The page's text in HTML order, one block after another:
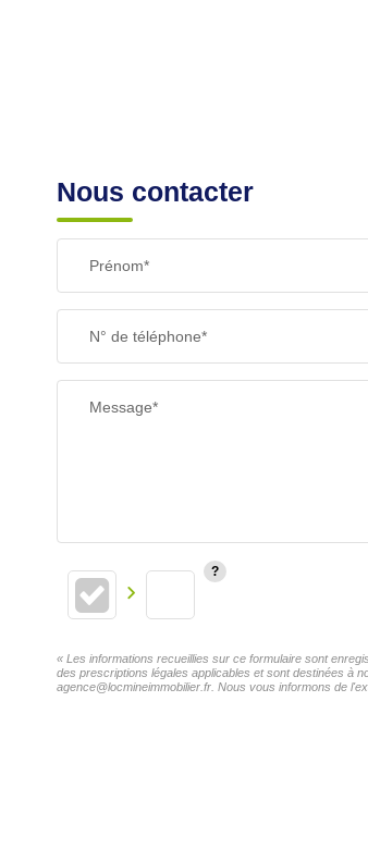
Nous contacter
Prénom*
N° de téléphone*
Message*
« Les informations recueillies sur ce formulaire sont
des prescriptions légales applicables et sont destinées à
agence@locmineimmobilier.fr. Nous vous informons de